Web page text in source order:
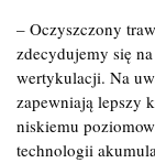
– Oczyszczony
zdecydujemy się
wertykulacji. Na
zapewniają lepszy
niskiemu
technologii